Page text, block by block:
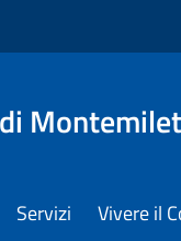
Servizi Vivere il